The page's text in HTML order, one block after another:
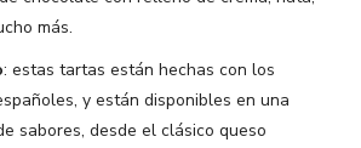
más.
: estas tartas están hechas con los
y están disponibles en una
sabores, desde el clásico queso